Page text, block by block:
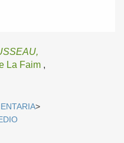
La Faim ,
>